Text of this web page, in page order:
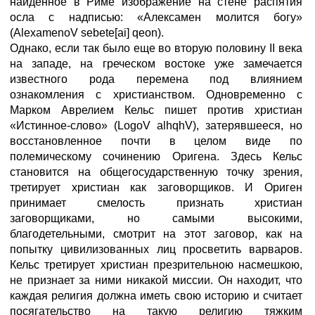
осла с надписью: «Алексамен молится богу»
(AlexamenoV sebete[ai] qeon).
Однако, если так было еще во вторую половину II века
на западе, на греческом востоке уже замечается
известного рода перемена под влиянием
ознакомления с христианством. Одновременно с
Марком Аврелием Кельс пишет против христиан
«Истинное-слово» (LogoV alhqhV), затерявшееся, но
восстановленное почти в целом виде по
полемическому сочинению Оригена. Здесь Кельс
становится на общегосударственную точку зрения,
третирует христиан как заговорщиков. И Ориген
принимает смелость признать христиан
заговорщиками, но самыми высокими,
благодетельными, смотрит на этот заговор, как на
попытку цивилизованных лиц просветить варваров.
Кельс третирует христиан презрительною насмешкою,
не признает за ними никакой миссии. Он находит, что
каждая религия должна иметь свою историю и считает
посягательство на такую религию тяжким